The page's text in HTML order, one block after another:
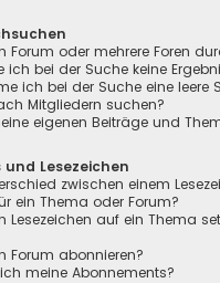
Forum oder mehrere Foren
ich bei der Suche keine
ich bei der Suche eine leere
Mitgliedern suchen?
eigenen Beiträge und
Lesezeichen
zwischen einem
ein Thema oder Forum?
Lesezeichen auf ein Thema
Forum abonnieren?
meine Abonnements?